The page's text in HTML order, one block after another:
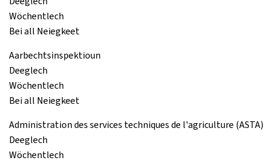
Wöchentlech
Bei all Neiegkeet
Aarbechtsinspektioun
Deeglech
Wöchentlech
Bei all Neiegkeet
Administration des services techniques de l'agriculture (ASTA)
Deeglech
Wöchentlech